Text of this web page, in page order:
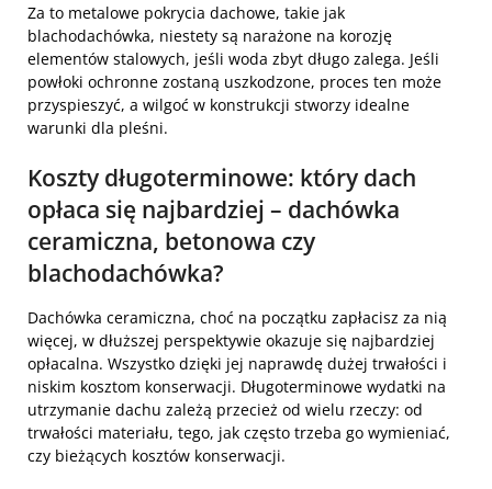
Za to metalowe pokrycia dachowe, takie jak
blachodachówka, niestety są narażone na korozję
elementów stalowych, jeśli woda zbyt długo zalega. Jeśli
powłoki ochronne zostaną uszkodzone, proces ten może
przyspieszyć, a wilgoć w konstrukcji stworzy idealne
warunki dla pleśni.
Koszty długoterminowe: który dach
opłaca się najbardziej – dachówka
ceramiczna, betonowa czy
blachodachówka?
Dachówka ceramiczna, choć na początku zapłacisz za nią
więcej, w dłuższej perspektywie okazuje się najbardziej
opłacalna. Wszystko dzięki jej naprawdę dużej trwałości i
niskim kosztom konserwacji. Długoterminowe wydatki na
utrzymanie dachu zależą przecież od wielu rzeczy: od
trwałości materiału, tego, jak często trzeba go wymieniać,
czy bieżących kosztów konserwacji.